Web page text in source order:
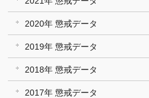
2020年 懲戒データ
2019年 懲戒データ
2018年 懲戒データ
2017年 懲戒データ